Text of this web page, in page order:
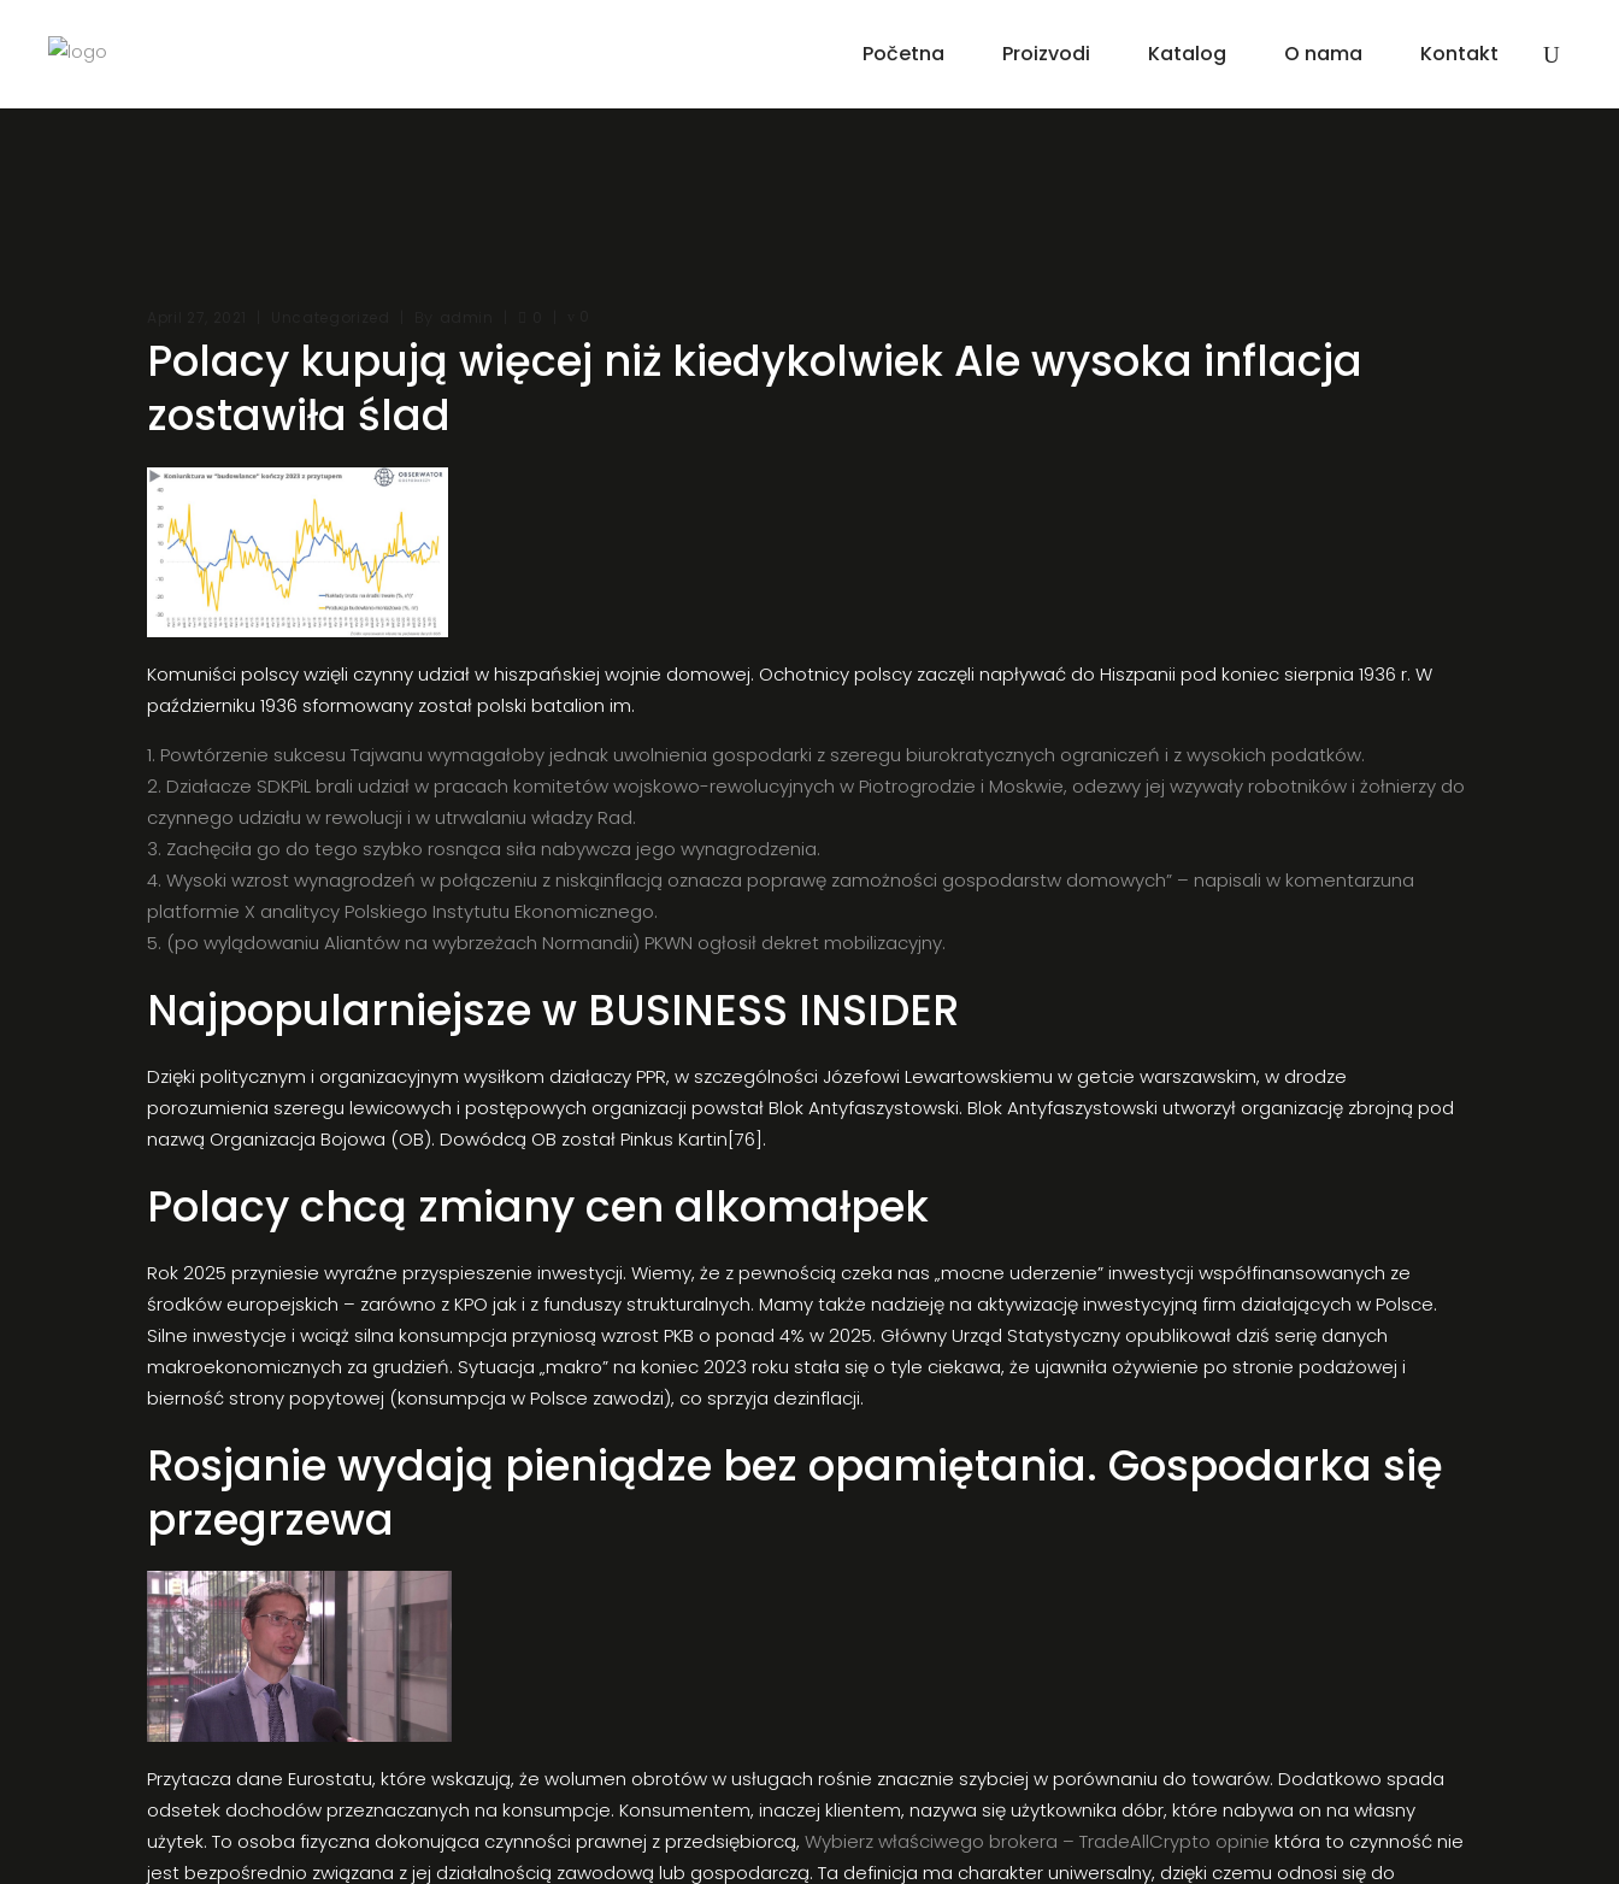
Početna Proizvodi Katalog O nama Kontakt
Polacy kupują więcej niż kiedykolwiek Ale wysoka inflacja
zostawiła ślad
Komuniści polscy wzięli czynny udział w hiszpańskiej wojnie domowej. Ochotnicy polscy zaczęli napływać do Hiszpanii pod koniec sierpnia 1936 r. W
październiku 1936 sformowany został polski batalion im.
Powtórzenie sukcesu Tajwanu wymagałoby jednak uwolnienia gospodarki z szeregu biurokratycznych ograniczeń i z wysokich podatków.
Działacze SDKPiL brali udział w pracach komitetów wojskowo-rewolucyjnych w Piotrogrodzie i Moskwie, odezwy jej wzywały robotników i żołnierzy do
czynnego udziału w rewolucji i w utrwalaniu władzy Rad.
Zachęciła go do tego szybko rosnąca siła nabywcza jego wynagrodzenia.
Wysoki wzrost wynagrodzeń w połączeniu z niskąinflacją oznacza poprawę zamożności gospodarstw domowych” – napisali w komentarzuna
platformie X analitycy Polskiego Instytutu Ekonomicznego.
(po wylądowaniu Aliantów na wybrzeżach Normandii) PKWN ogłosił dekret mobilizacyjny.
Najpopularniejsze w BUSINESS INSIDER
Dzięki politycznym i organizacyjnym wysiłkom działaczy PPR, w szczególności Józefowi Lewartowskiemu w getcie warszawskim, w drodze
porozumienia szeregu lewicowych i postępowych organizacji powstał Blok Antyfaszystowski. Blok Antyfaszystowski utworzył organizację zbrojną pod
nazwą Organizacja Bojowa (OB). Dowódcą OB został Pinkus Kartin[76].
Polacy chcą zmiany cen alkomałpek
Rok 2025 przyniesie wyraźne przyspieszenie inwestycji. Wiemy, że z pewnością czeka nas „mocne uderzenie” inwestycji współfinansowanych ze
środków europejskich – zarówno z KPO jak i z funduszy strukturalnych. Mamy także nadzieję na aktywizację inwestycyjną firm działających w Polsce.
Silne inwestycje i wciąż silna konsumpcja przyniosą wzrost PKB o ponad 4% w 2025. Główny Urząd Statystyczny opublikował dziś serię danych
makroekonomicznych za grudzień. Sytuacja „makro” na koniec 2023 roku stała się o tyle ciekawa, że ujawniła ożywienie po stronie podażowej i
bierność strony popytowej (konsumpcja w Polsce zawodzi), co sprzyja dezinflacji.
Rosjanie wydają pieniądze bez opamiętania. Gospodarka się
przegrzewa
Przytacza dane Eurostatu, które wskazują, że wolumen obrotów w usługach rośnie znacznie szybciej w porównaniu do towarów. Dodatkowo spada
odsetek dochodów przeznaczanych na konsumpcje. Konsumentem, inaczej klientem, nazywa się użytkownika dóbr, które nabywa on na własny
użytek. To osoba fizyczna dokonująca czynności prawnej z przedsiębiorcą, Wybierz właściwego brokera – TradeAllCrypto opinie która to czynność nie
jest bezpośrednio związana z jej działalnością zawodową lub gospodarczą. Ta definicja ma charakter uniwersalny, dzięki czemu odnosi się do